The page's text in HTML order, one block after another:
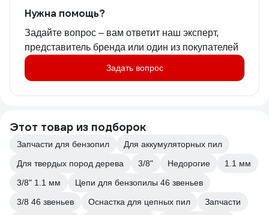
Нужна помощь?
Задайте вопрос – вам ответит наш эксперт,
представитель бренда или один из покупателей
Задать вопрос
Этот товар из подборок
Запчасти для бензопил
Для аккумуляторных пил
Для твердых пород дерева
3/8" Недорогие
1.1 мм
3/8" 1.1 мм
Цепи для бензопилы 46 звеньев
3/8 46 звеньев
Оснастка для цепных пил
Запчасти